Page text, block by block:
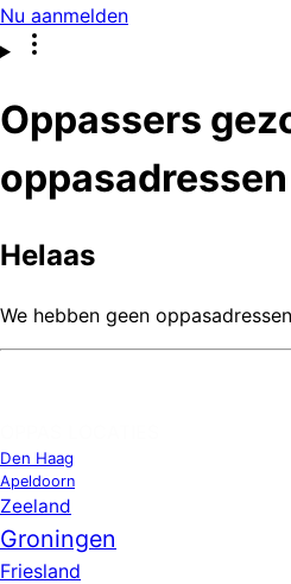
Nu aanmelden
Oppassers
Helaas
We hebben geen
Den Haag
Apeldoorn
Zeeland
Groningen
Friesland